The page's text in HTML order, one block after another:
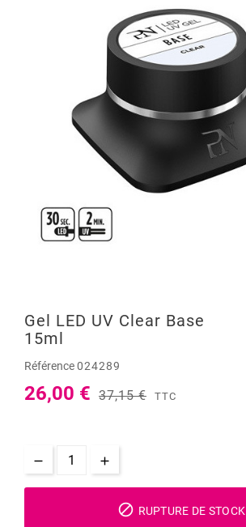
Gel LED UV Clear Base
15ml
Référence024289
26,00 € 37,15 € TTC
 RUPTURE DE STOCK